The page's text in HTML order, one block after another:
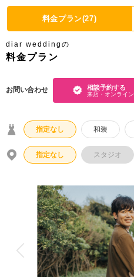
撮影レポート
衣装
オプション
アクセス/TEL
こだわりポイント
海での撮影
料金プラン(27)
diar weddingの
料金プラン
お問い合わせ 相談予約する
来店・オンライン
指定なし 和装
指定なし スタジオ